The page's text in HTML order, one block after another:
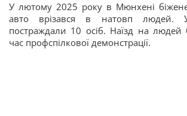
У лютому 2025 року в Мюнхені
авто врізався в натовп людей.
постраждали 10 осіб. Наїзд на людей
час профспілкової демонстрації.